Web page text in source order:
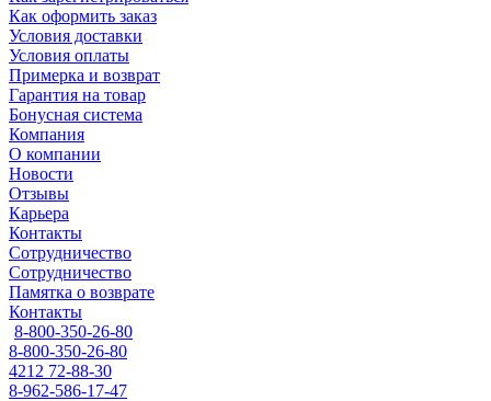
Как оформить заказ
Условия доставки
Условия оплаты
Примерка и возврат
Гарантия на товар
Бонусная система
Компания
О компании
Новости
Отзывы
Карьера
Контакты
Сотрудничество
Сотрудничество
Памятка о возврате
Контакты
8-800-350-26-80
8-800-350-26-80
4212 72-88-30
8-962-586-17-47